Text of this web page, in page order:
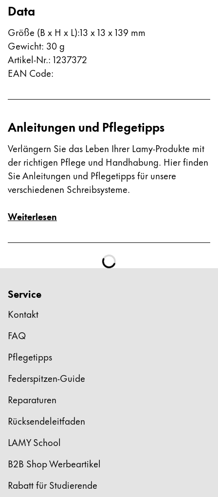
Data
Größe (B x H x L):13 x 13 x 139 mm
Gewicht: 30g
Artikel-Nr.: 1237372
EAN Code:
Anleitungen und Pflegetipps
Verlängern Sie das Leben Ihrer Lamy-Produkte mit
der richtigen Pflege und Handhabung. Hier finden
Sie Anleitungen und Pflegetipps für unsere
verschiedenen Schreibsysteme.
Weiterlesen
Service
Kontakt
FAQ
Pflegetipps
Federspitzen-Guide
Reparaturen
Rücksendeleitfaden
LAMY School
B2B Shop Werbeartikel
Rabatt für Studierende